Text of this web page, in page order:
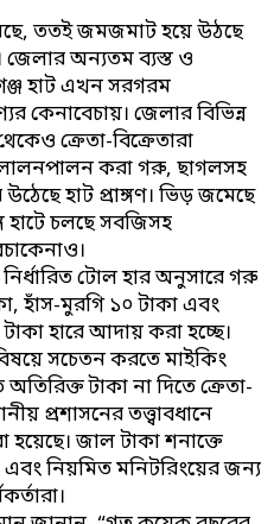
ততই জমজমাট হয়ে উঠছে
জেলার অন্যতম ব্যস্ত ও
হাট এখন সরগরম
কেনাবেচায়। জেলার বিভিন্ন
ক্রেতা-বিক্রেতারা
করা গরু, ছাগলসহ
হাট প্রাঙ্গণ। ভিড় জমেছে
হাটে চলছে সবজিসহ
টোল হার অনুসারে গরু
হাঁস-মুরগি ১০ টাকা এবং
হারে আদায় করা হচ্ছে।
সচেতন করতে মাইকিং
অতিরিক্ত টাকা না দিতে ক্রেতা-
প্রশাসনের তত্ত্বাবধানে
হয়েছে। জাল টাকা শনাক্তে
নিয়মিত মনিটরিংয়ের জন্য